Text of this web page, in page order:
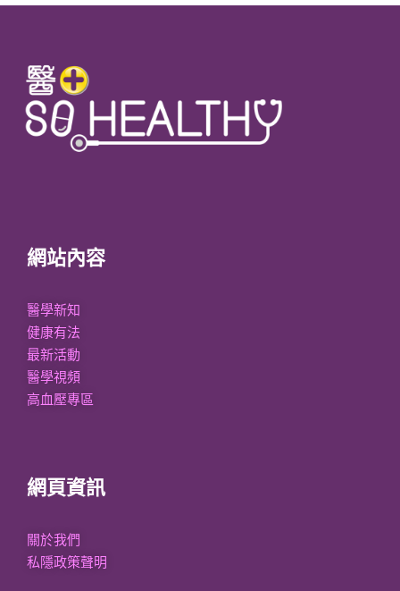
網站內容
醫學新知
健康有法
最新活動
醫學視頻
高血壓專區
網頁資訊
關於我們
私隱政策聲明